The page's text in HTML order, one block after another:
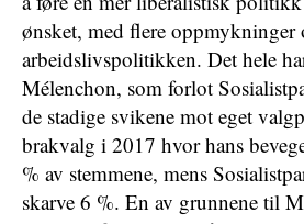
ønsket, med flere
arbeidslivs­politikken. Det hele
Mélenchon, som forlot
de stadige svikene mot eget
brakvalg i 2017 hvor hans
% av stemmene, mens
skarve 6 %. En av grunnene til